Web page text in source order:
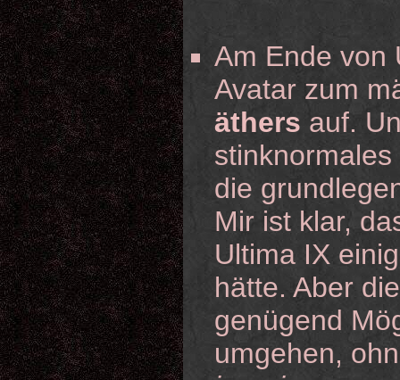
Am Ende von
Avatar zum
äthers auf.
die
Mir ist klar,
Ultima IX
hätte. Aber
genügend
umgehen,